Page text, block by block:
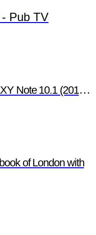
Pub TV
10.1 (2014 Edition)
of London with